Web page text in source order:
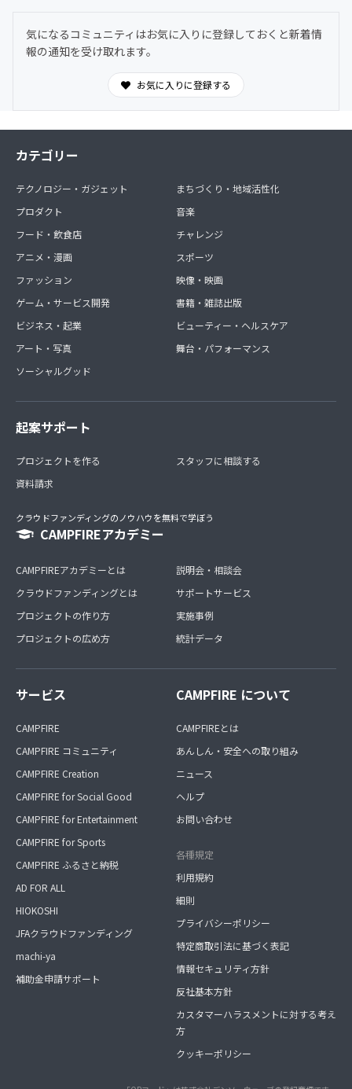
し込み、確実に書き換えていけます。
現在、聖羅の潜在意識リフォームセッションを受けている
方にもオススメ。
題がなかなか続かないという方にも、月１回のセッション
にプラスし日々これを聞くだけで、効果UP☆
内面を変えて、引き寄せをもっと身近にしていきましょ
う！
④全国各地の神社仏閣、観光スポットのご紹介
チュアルLIFE、様々なパワースポットご紹介動画配信♪
⑤たのしくおしゃれで学べるライトワーカー向けWEBコン
お届け
選び方など、その他盛りだくさん)
定期的に皆様から質問アンケートを取り、スピリチュアル
に聖羅がお答えしていきます。
●ヴィーガンクッキング
●日常に使える英会話
●セルフラブを高めていくために
●心身を整える瞑想
気になるコミュニティはお気に入りに登録しておくと新着情
報の通知を受け取れます。
お気に入りに登録する
カテゴリー
テクノロジー・ガジェット
プロダクト
フード・飲食店
アニメ・漫画
ファッション
ゲーム・サービス開発
ビジネス・起業
アート・写真
ソーシャルグッド
まちづくり・地域活性化
音楽
チャレンジ
スポーツ
映像・映画
書籍・雑誌出版
ビューティー・ヘルスケア
舞台・パフォーマンス
起案サポート
プロジェクトを作る
資料請求
スタッフに相談する
クラウドファンディングのノウハウを無料で学ぼう
CAMPFIREアカデミー
CAMPFIREアカデミーとは
クラウドファンディングとは
プロジェクトの作り方
プロジェクトの広め方
説明会・相談会
サポートサービス
実施事例
統計データ
サービス
CAMPFIRE
CAMPFIRE コミュニティ
CAMPFIRE Creation
CAMPFIRE for Social Good
CAMPFIRE for Entertainment
CAMPFIRE for Sports
CAMPFIRE ふるさと納税
AD FOR ALL
HIOKOSHI
JFAクラウドファンディング
machi-ya
補助金申請サポート
CAMPFIRE について
CAMPFIREとは
あんしん・安全への取り組み
ニュース
ヘルプ
お問い合わせ
各種規定
利用規約
細則
プライバシーポリシー
特定商取引法に基づく表記
情報セキュリティ方針
反社基本方針
カスタマーハラスメントに対する考え
方
クッキーポリシー